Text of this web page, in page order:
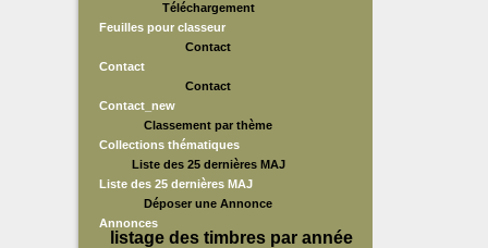
Téléchargement
Feuilles pour classeur
Contact
Contact
Contact
Contact_new
Classement par thème
Collections thématiques
Liste des 25 dernières MAJ
Liste des 25 dernières MAJ
Déposer une Annonce
Annonces
listage des timbres par année